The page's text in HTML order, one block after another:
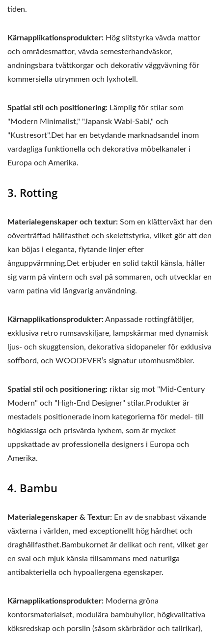
tiden.
Kärnapplikationsprodukter: Hög slitstyrka vävda mattor
och områdesmattor, vävda semesterhandväskor,
andningsbara tvättkorgar och dekorativ väggvävning för
kommersiella utrymmen och lyxhotell.
Spatial stil och positionering: Lämplig för stilar som
"Modern Minimalist," "Japansk Wabi-Sabi," och
"Kustresort".Det har en betydande marknadsandel inom
vardagliga funktionella och dekorativa möbelkanaler i
Europa och Amerika.
3. Rotting
Materialegenskaper och textur: Som en klätterväxt har den
oöverträffad hållfasthet och skelettstyrka, vilket gör att den
kan böjas i eleganta, flytande linjer efter
ånguppvärmning.Det erbjuder en solid taktil känsla, håller
sig varm på vintern och sval på sommaren, och utvecklar en
varm patina vid långvarig användning.
Kärnapplikationsprodukter:Anpassade rottingfåtöljer,
exklusiva retro rumsavskiljare, lampskärmar med dynamisk
ljus- och skuggtension, dekorativa sidopaneler för exklusiva
soffbord, och WOODEVER’s signatur utomhusmöbler.
Spatial stil och positionering: riktar sig mot "Mid-Century
Modern" och "High-End Designer" stilar.Produkter är
mestadels positionerade inom kategorierna för medel- till
högklassiga och prisvärda lyxhem, som är mycket
uppskattade av professionella designers i Europa och
Amerika.
4. Bambu
Materialegenskaper & Textur: En av de snabbast växande
växterna i världen, med exceptionellt hög hårdhet och
draghållfasthet.Bambukornet är delikat och rent, vilket ger
en sval och mjuk känsla tillsammans med naturliga
antibakteriella och hypoallergena egenskaper.
Kärnapplikationsprodukter: Moderna gröna
kontorsmaterialset, modulära bambuhyllor, högkvalitativa
köksredskap och porslin (såsom skärbrädor och tallrikar),